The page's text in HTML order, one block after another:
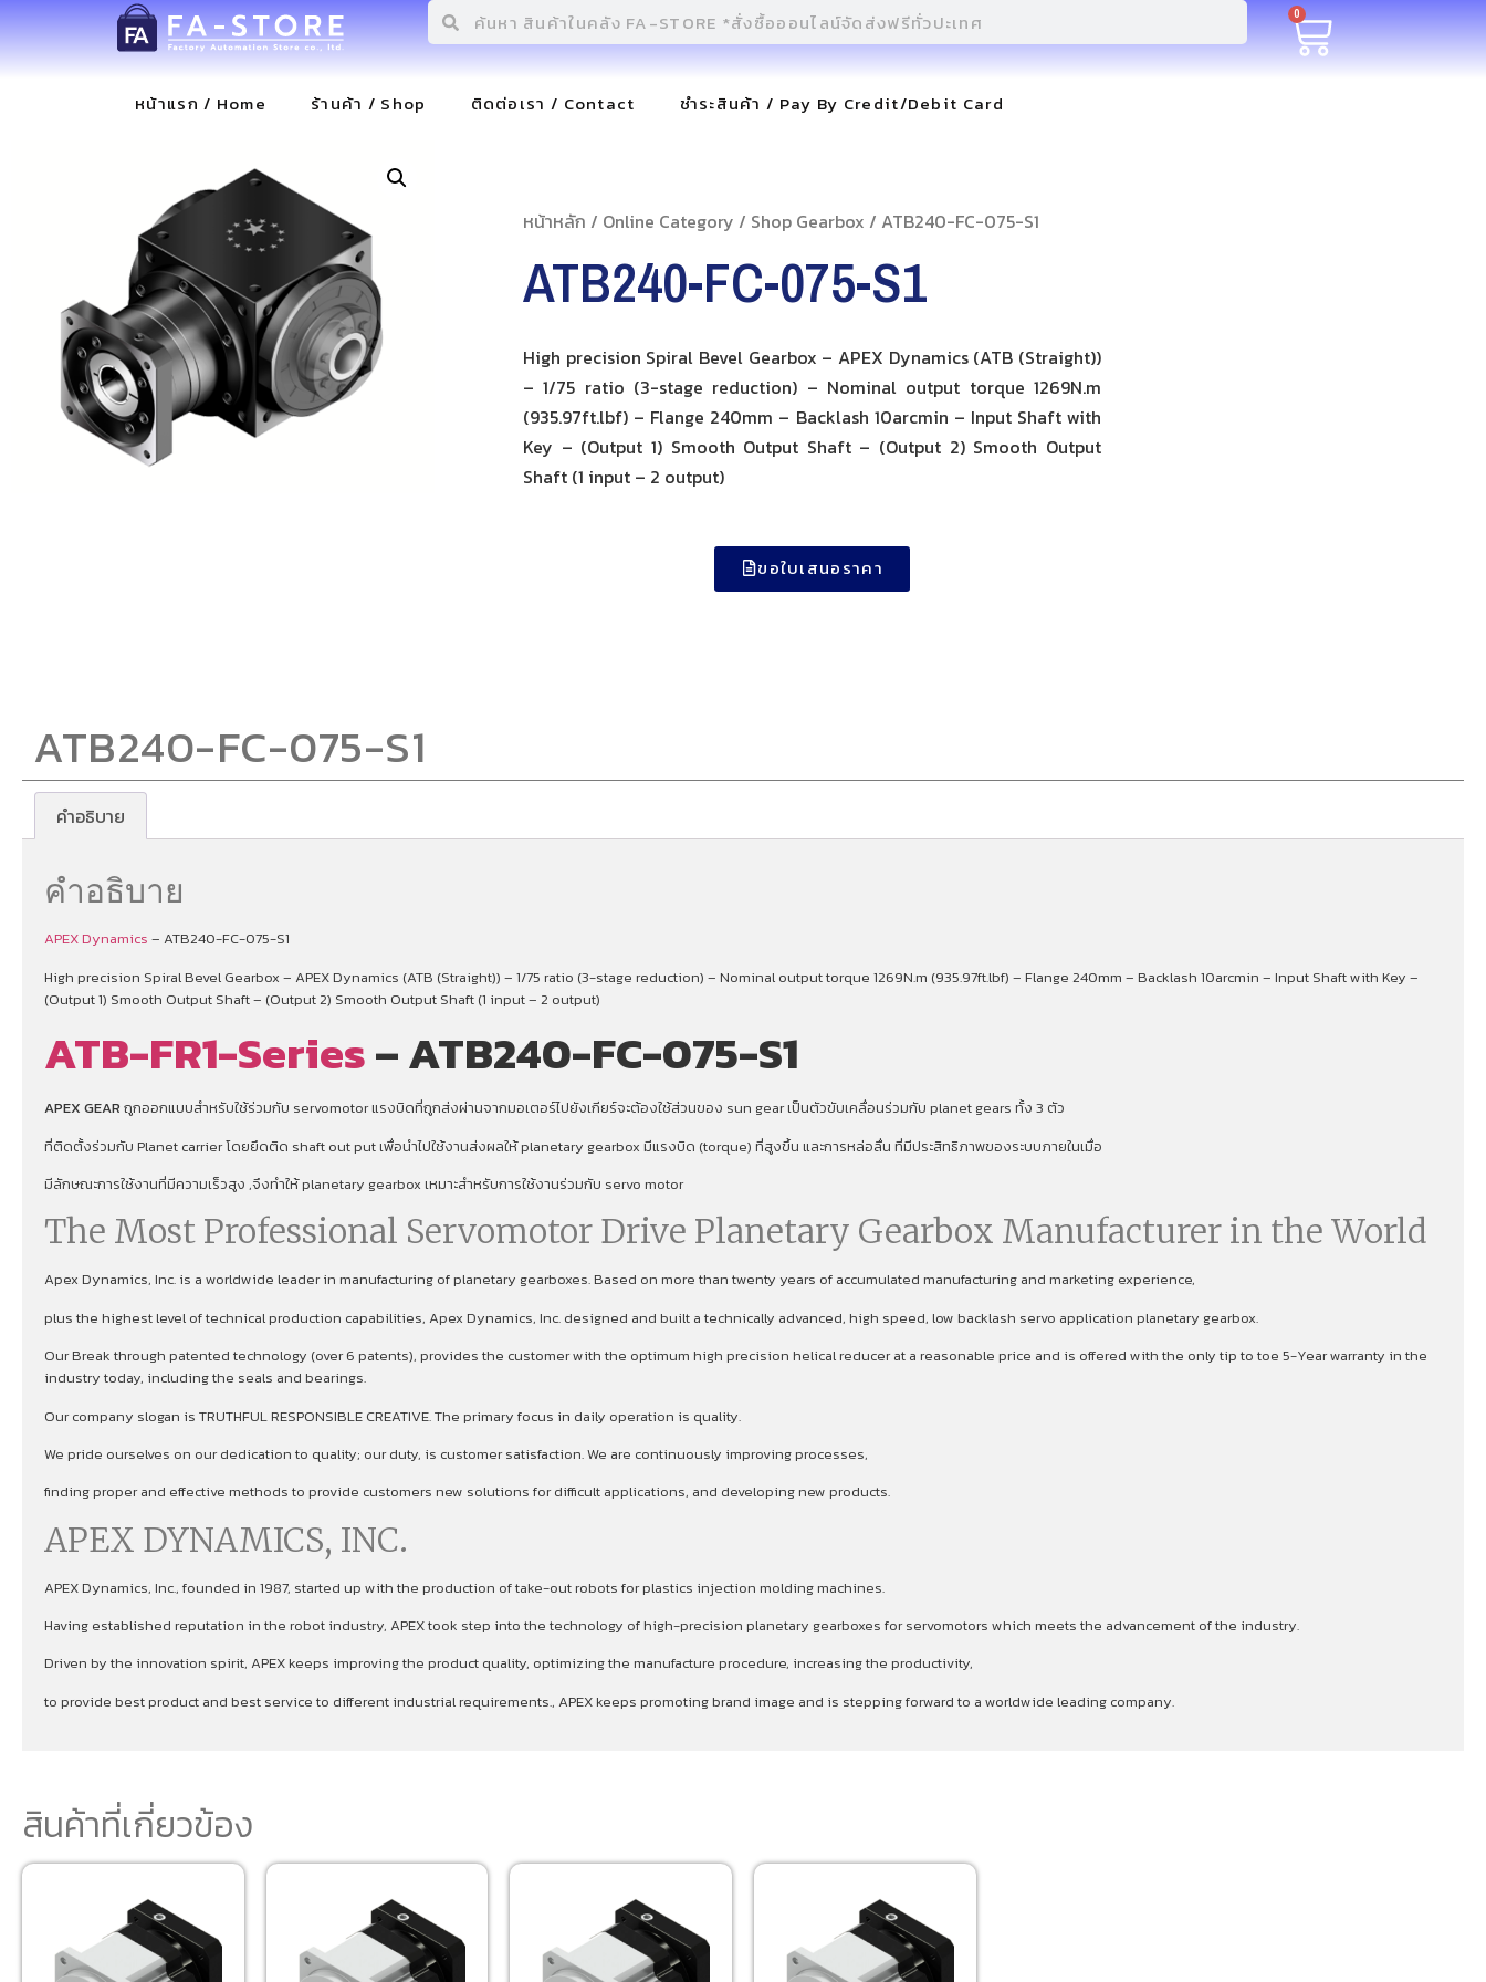
0
หน้าแรก / Home ร้านค้า / Shop ติดต่อเรา / Contact ชำระสินค้า / Pay By Credit/Debit Card
หน้าหลัก / Online Category / Shop Gearbox / ATB240-FC-075-S1
ATB240-FC-075-S1
High precision Spiral Bevel Gearbox – APEX Dynamics (ATB (Straight))
– 1/75 ratio (3-stage reduction) – Nominal output torque 1269N.m
(935.97ft.lbf) – Flange 240mm – Backlash 10arcmin – Input Shaft with
Key – (Output 1) Smooth Output Shaft – (Output 2) Smooth Output
Shaft (1 input – 2 output)
ขอใบเสนอราคา
ATB240-FC-075-S1
คำอธิบาย
คำอธิบาย
APEX Dynamics – ATB240-FC-075-S1
High precision Spiral Bevel Gearbox – APEX Dynamics (ATB (Straight)) – 1/75 ratio (3-stage reduction) – Nominal output torque 1269N.m (935.97ft.lbf) – Flange 240mm – Backlash 10arcmin – Input Shaft with Key –
(Output 1) Smooth Output Shaft – (Output 2) Smooth Output Shaft (1 input – 2 output)
ATB-FR1-Series– ATB240-FC-075-S1
APEX GEAR ถูกออกแบบสำหรับใช้ร่วมกับ servomotor แรงบิดที่ถูกส่งผ่านจากมอเตอร์ไปยังเกียร์จะต้องใช้ส่วนของ sun gear เป็นตัวขับเคลื่อนร่วมกับ planet gears ทั้ง 3 ตัว
ที่ติดตั้งร่วมกับ Planet carrier โดยยึดติด shaft out put เพื่อนําไปใช้งานส่งผลให้ planetary gearbox มีแรงบิด (torque) ที่สูงขึ้น และการหล่อลื่น ที่มีประสิทธิภาพของระบบภายในเมื่อ
มีลักษณะการใช้งานที่มีความเร็วสูง ,จึงทําให้ planetary gearbox เหมาะสำหรับการใช้งานร่วมกับ servo motor
The Most Professional Servomotor Drive Planetary Gearbox Manufacturer in the World
Apex Dynamics, Inc. is a worldwide leader in manufacturing of planetary gearboxes. Based on more than twenty years of accumulated manufacturing and marketing experience,
plus the highest level of technical production capabilities, Apex Dynamics, Inc. designed and built a technically advanced, high speed, low backlash servo application planetary gearbox.
Our Break through patented technology (over 6 patents), provides the customer with the optimum high precision helical reducer at a reasonable price and is offered with the only tip to toe 5-Year warranty in the
industry today, including the seals and bearings.
Our company slogan is TRUTHFUL RESPONSIBLE CREATIVE. The primary focus in daily operation is quality.
We pride ourselves on our dedication to quality; our duty, is customer satisfaction. We are continuously improving processes,
finding proper and effective methods to provide customers new solutions for difficult applications, and developing new products.
APEX DYNAMICS, INC.
APEX Dynamics, Inc., founded in 1987, started up with the production of take-out robots for plastics injection molding machines.
Having established reputation in the robot industry, APEX took step into the technology of high-precision planetary gearboxes for servomotors which meets the advancement of the industry.
Driven by the innovation spirit, APEX keeps improving the product quality, optimizing the manufacture procedure, increasing the productivity,
to provide best product and best service to different industrial requirements., APEX keeps promoting brand image and is stepping forward to a worldwide leading company.
สินค้าที่เกี่ยวข้อง